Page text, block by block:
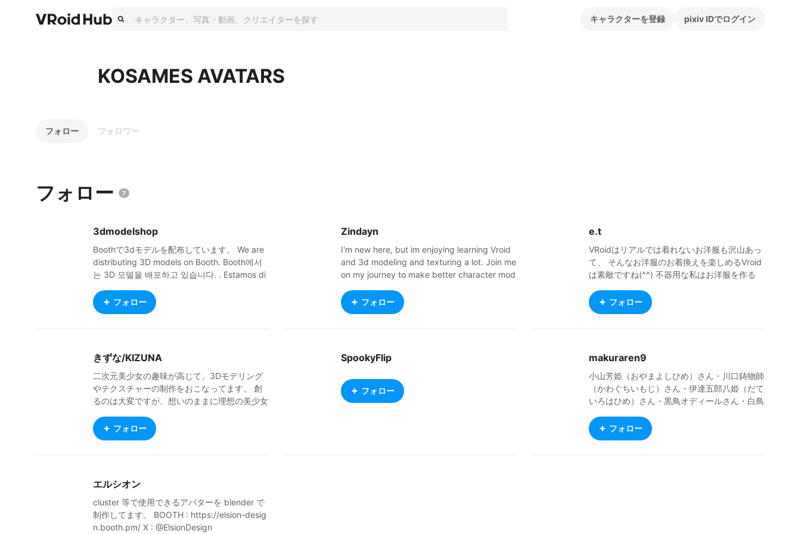
キャラクターを登録 pixiv IDでログイン
KOSAMES AVATARS
フォロー フォロワー
フォロー 7
3dmodelshop
Boothで3dモデルを配布しています。 We are
distributing 3D models on Booth. Booth에서
는 3D 모델을 배포하고 있습니다. . Estamos di
展位上分发 3D 模型。 Мы распространяем
3D-модели Booth에서. https://3dmodelsho
フォロー
Zindayn
I'm new here, but im enjoying learning Vroid
and 3d modeling and texturing a lot. Join me
on my journey to make better character mod
eck out my youtube content as well. https://
www.youtube.com/channel/UCTll4dK7MI9w
フォロー
e.t
VRoidはリアルでは着れないお洋服も沢山あっ
て、 そんなお洋服のお着換えを楽しめるVroid
は素敵ですね(^^) 不器用な私はお洋服を作る
クラフトピアで着ていますが、VRM Live View
erでも使用させていただいてます。 重ねてク
たお洋服がそのまま着れないのが辛いところで
す（＞＜） 基本的にMobileで作った子を公開
していますが、 今後はMobile→Studioβ版→St
udio正式版に変換した子も公開していこうかな
ewerで躍らせているデータも相当数たまって
きているので、 今後は動画も公開出来たらい
フォロー
きずな/KIZUNA
二次元美少女の趣味が高じて、3Dモデリング
やテクスチャーの制作をおこなってます。 創
るのは大変ですが、想いのままに理想の美少女
ですね。 ここでは、おもにコーディネイトし
た自作アバターの投稿をしてます。「利用O
（ブース）にて美少女アバターの衣装、テクス
チャーを出品。そしてみんな大好き「無料配
布」もおこなっております。 コンテンツの充
実をするべく努力していきますので、フォロー
フォロー
SpookyFlip
フォロー
makuraren9
小山芳姫（おやまよしひめ）さん・川口鋳物師
（かわぐちいもじ）さん・伊達五郎八姫（だて
いろはひめ）さん・黒鳥オディールさん・白鳥
ャラが多いですねぇ The creator of Oyama Yo
shihime, Kawaguchi Imoji, Date Irohahime, Bl
フォロー
エルシオン
cluster 等で使用できるアバターを blender で
制作してます。 BOOTH : https://elsion-desig
n.booth.pm/ X : @ElsionDesign